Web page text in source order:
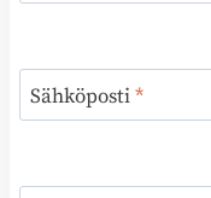
Sähköposti*